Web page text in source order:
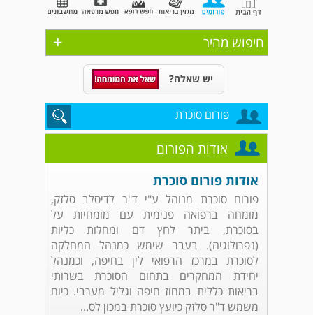
+ חיפוש מהיר
יש שאלה?
פורום סוכרת
אודות הפורום
אודות פורום סוכרת
פורום סוכרת מנוהל ע"י ד"ר לדיסלב סלזק,
מומחה ברפואה פנימית עם מומחיות על
בסוכרת, ביתר לחץ דם ומחלות כליות
(נפרולוגיה). בעבר שימש כמנהל המחלקה
לסוכרת במרכז הרפואי לין בחיפה, וכמנהל
יחידת המחקרים בתחום הסוכרת בשרותי
בריאות כללית במחוז חיפה וגליל מערבי. כיום
משמש ד"ר סלזק כיועץ סוכרת במכון לס...